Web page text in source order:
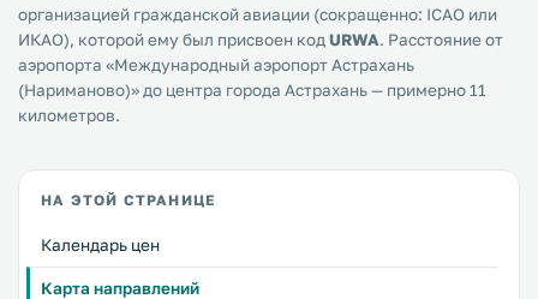
организацией гражданской авиации (сокращенно: ICAO или
ИКАО), которой ему был присвоен код URWA. Расстояние от
аэропорта «Международный аэропорт Астрахань
(Нариманово)» до центра города Астрахань — примерно 11
километров.
НА ЭТОЙ СТРАНИЦЕ
Календарь цен
Карта направлений